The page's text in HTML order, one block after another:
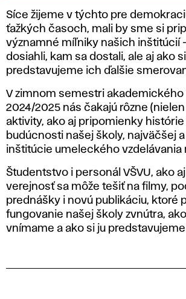
i
e
V
Š
V
U
Síce žijeme v týchto pre
ťažkých časoch, mali by sme si
významné míľniky našich inštitúcií
dosiahli, kam sa dostali, ale aj ako si
predstavujeme ich ďalšie
V zimnom semestri akademického
2024/2025 nás čakajú rôzne
aktivity, ako aj pripomienky histórie
budúcnosti našej školy, najväčšej
inštitúcie umeleckého vzdelávania
Študentstvo i personál VŠVU, ako
verejnosť sa môže tešiť na filmy,
prednášky i novú publikáciu, ktoré
fungovanie našej školy zvnútra,
vnímame a ako si ju